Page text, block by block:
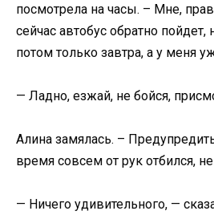
посмотрела на часы. – Мне,
сейчас автобус обратно пойдет,
потом только завтра, а у меня
— Ладно, езжай, не бойся,
Алина замялась. –
время совсем от рук отбился,
— Ничего удивительного, —